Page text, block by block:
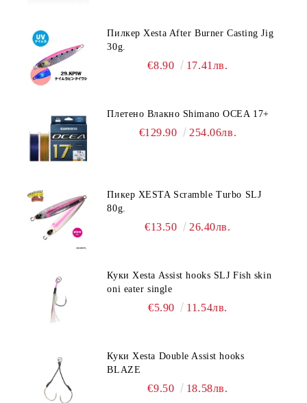
Пилкер Xesta After Burner Casting Jig
30g.
€8.90 17.41лв.
Плетено Влакно Shimano OCEA 17+
€129.90 254.06лв.
Пикер XESTA Scramble Turbo SLJ
80g.
€13.50 26.40лв.
Куки Xesta Assist hooks SLJ Fish skin
oni eater single
€5.90 11.54лв.
Куки Xesta Double Assist hooks
BLAZE
€9.50 18.58лв.